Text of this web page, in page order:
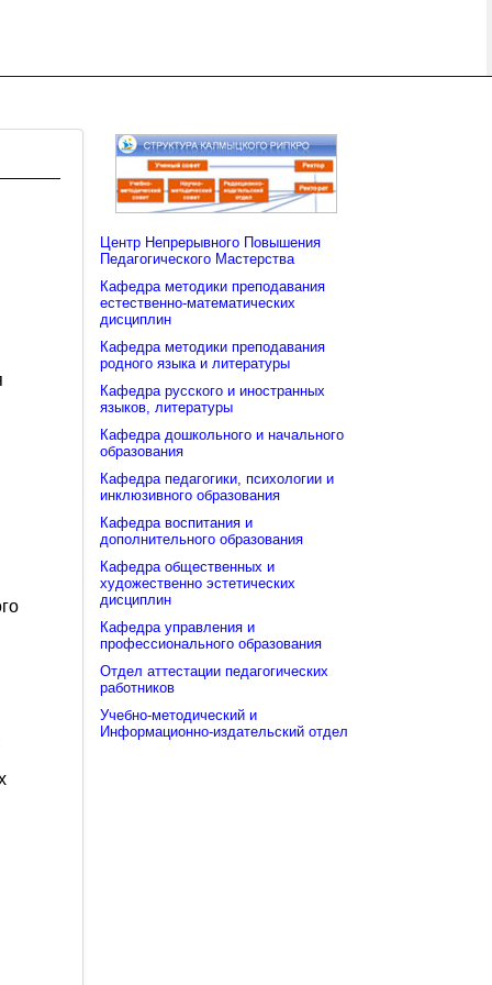
Центр Непрерывного Повышения
Педагогического Мастерства
Кафедра методики преподавания
естественно-математических
дисциплин
Кафедра методики преподавания
родного языка и литературы
Кафедра русского и иностранных
языков, литературы
Кафедра дошкольного и начального
образования
Кафедра педагогики, психологии и
инклюзивного образования
Кафедра воспитания и
дополнительного образования
Кафедра общественных и
художественно эстетических
дисциплин
Кафедра управления и
профессионального образования
Отдел аттестации педагогических
работников
Учебно-методический и
Информационно-издательский отдел